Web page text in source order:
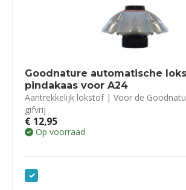
Goodnature automatische
pindakaas voor A24
Aantrekkelijk lokstof | Voor de
gifvrij
€ 12,95
Op voorraad